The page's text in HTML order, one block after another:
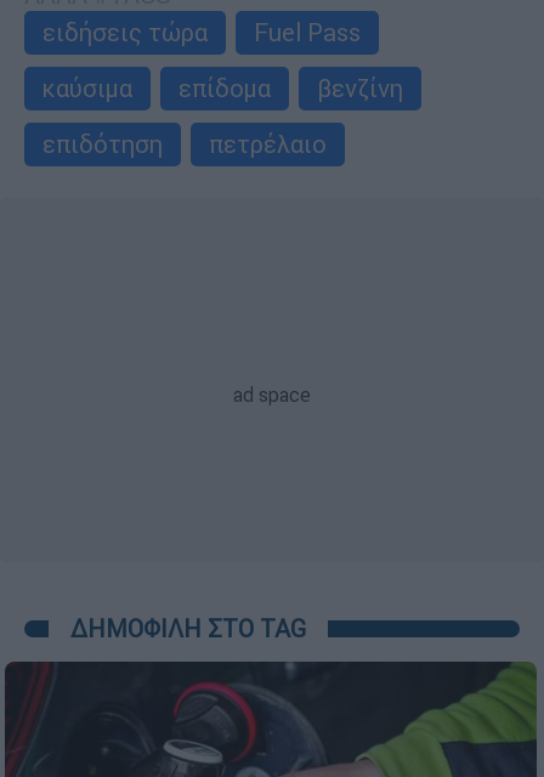
ειδήσεις τώρα
Fuel Pass
καύσιμα
επίδομα
βενζίνη
επιδότηση
πετρέλαιο
ΔΗΜΟΦΙΛΗ ΣΤΟ TAG